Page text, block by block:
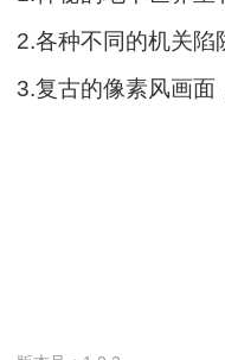
2.各种不同的机关陷
3.复古的像素风画面